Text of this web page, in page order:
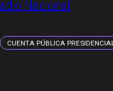
Nacional
CUENTA PÚBLICA PRESIDENCIAL